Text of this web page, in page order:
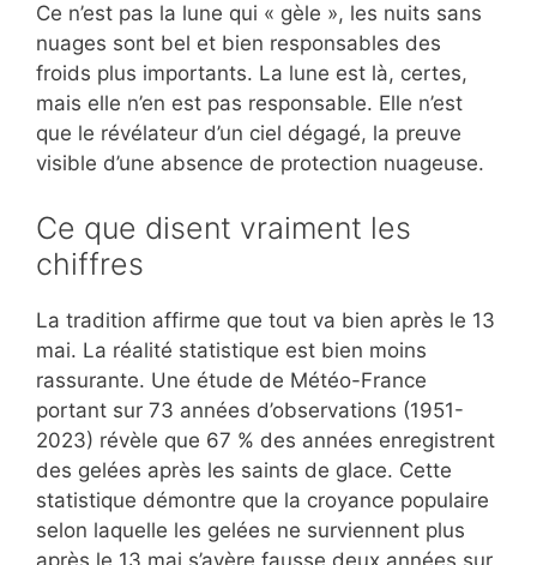
Ce n’est pas la lune qui « gèle », les nuits sans
nuages sont bel et bien responsables des
froids plus importants. La lune est là, certes,
mais elle n’en est pas responsable. Elle n’est
que le révélateur d’un ciel dégagé, la preuve
visible d’une absence de protection nuageuse.
Ce que disent vraiment les
chiffres
La tradition affirme que tout va bien après le 13
mai. La réalité statistique est bien moins
rassurante. Une étude de Météo-France
portant sur 73 années d’observations (1951-
2023) révèle que 67 % des années enregistrent
des gelées après les saints de glace. Cette
statistique démontre que la croyance populaire
selon laquelle les gelées ne surviennent plus
après le 13 mai s’avère fausse deux années sur